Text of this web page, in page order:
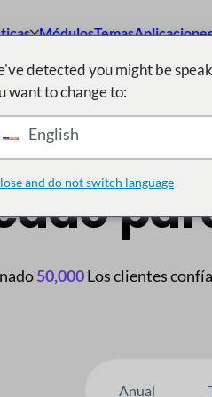
MódulosTemas
50,000Los clientes
Anual
detected you might be
want to change to:
English
and do not switch language